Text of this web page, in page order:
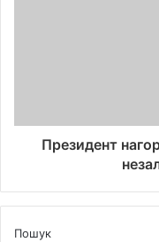
Президент
Пошук